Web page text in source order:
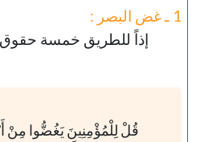
1 ـ غض البصر :
إذاً للطريق خمسة
قُلْ لِلْمُؤْمِنِينَ يَغُضُّوا مِنْ